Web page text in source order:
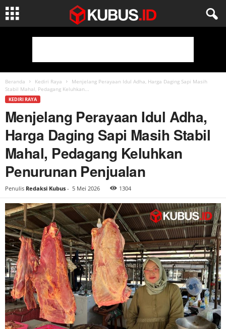
Beranda Kediri Raya
Menjelang Perayaan Idul Adha, Harga Daging Sapi Masih
Stabil Mahal, Pedagang Keluhkan...
KEDIRI RAYA
Menjelang Perayaan Idul Adha,
Harga Daging Sapi Masih Stabil
Mahal, Pedagang Keluhkan
Penurunan Penjualan
Penulis Redaksi Kubus - 5 Mei 2026 1304